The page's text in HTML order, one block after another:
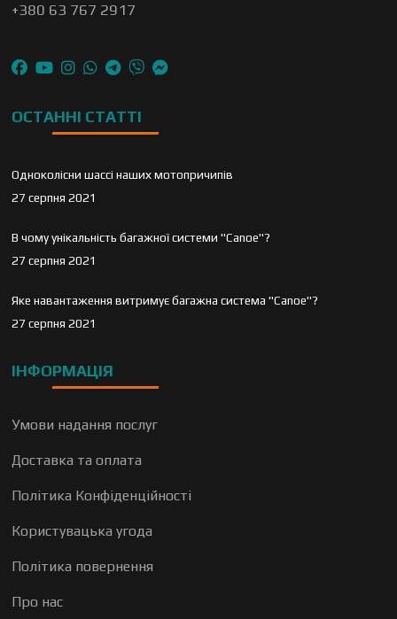
+380 63 767 2917
ОСТАННІ СТАТТІ
Одноколісни шассі наших мотопричипів
27 серпня 2021
В чому унікальність багажної системи "Canoe"?
27 серпня 2021
Яке навантаження витримує багажна система "Canoe"?
27 серпня 2021
ІНФОРМАЦІЯ
Умови надання послуг
Доставка та оплата
Політика Конфіденційності
Користувацька угода
Політика повернення
Про нас